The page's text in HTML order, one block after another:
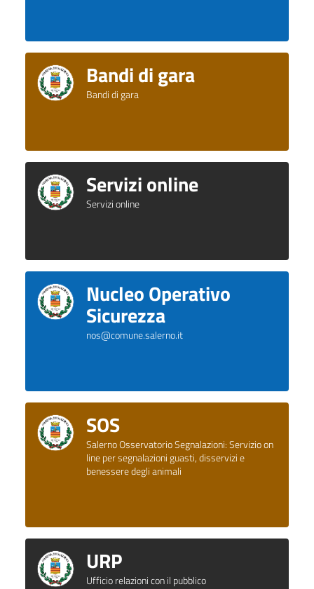
Bandi di gara
Bandi di gara
Servizi online
Servizi online
Nucleo Operativo
Sicurezza
nos@comune.salerno.it
SOS
Salerno Osservatorio Segnalazioni: Servizio on
line per segnalazioni guasti, disservizi e
benessere degli animali
URP
Ufficio relazioni con il pubblico